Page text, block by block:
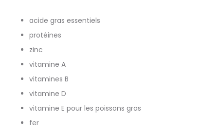
acide gras essentiels
protéines
zinc
vitamine A
vitamines B
vitamine D
vitamine E pour les poissons gras
fer